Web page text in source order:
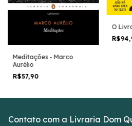
Meditações - Marco
Aurélio
R$57,90
O
Contato com a Livraria Dom